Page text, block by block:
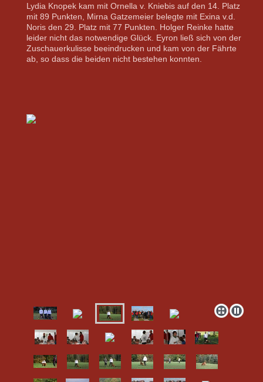
Lydia Knopek kam mit Ornella v. Kniebis auf den 14. Platz
mit 89 Punkten, Mirna Gatzemeier belegte mit Exina v.d.
Noris den 29. Platz mit 77 Punkten. Holger Reinke hatte
leider nicht das notwendige Glück. Eyron ließ sich von der
Zuschauerkulisse beeindrucken und kam von der Fährte
ab, so dass die beiden nicht bestehen konnten.